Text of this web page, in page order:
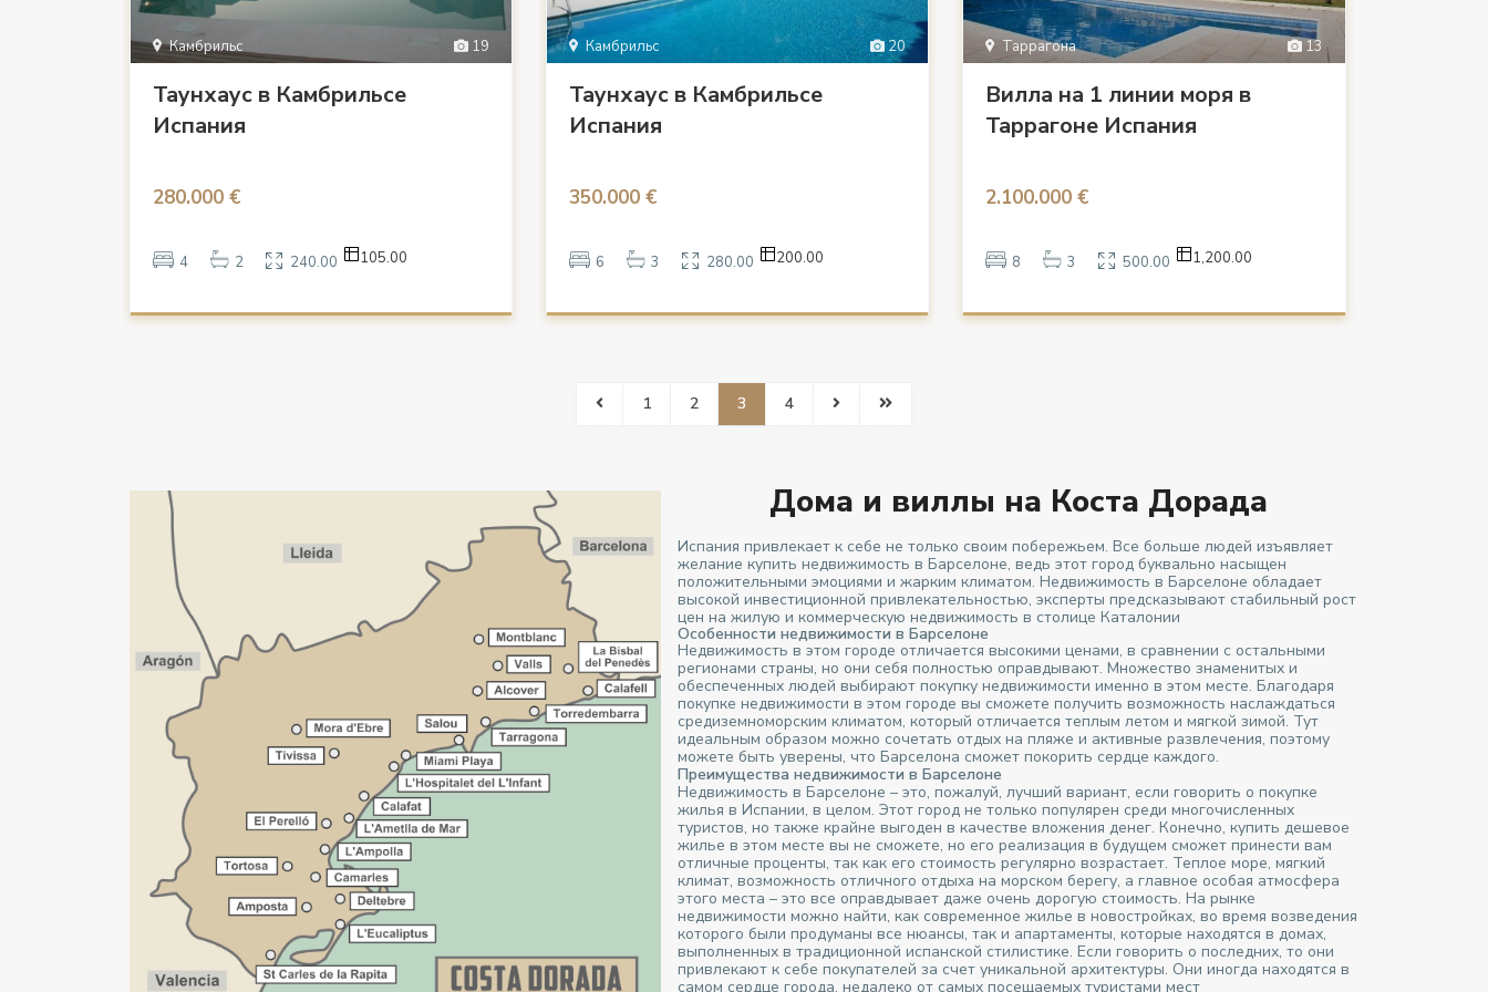
19
Камбрильс
Таунхаус в Камбрильсе
Испания
280.000 €
4 2 240.00 105.00
20
Камбрильс
Таунхаус в Камбрильсе
Испания
350.000 €
6 3 280.00 200.00
13
Таррагона
Вилла на 1 линии моря в
Таррагоне Испания
2.100.000 €
8 3 500.00 1,200.00
1 2 3 4
Дома и виллы на Коста Дорада
Испания привлекает к себе не только своим побережьем. Все больше людей изъявляет
желание купить недвижимость в Барселоне, ведь этот город буквально насыщен
положительными эмоциями и жарким климатом. Недвижимость в Барселоне обладает
высокой инвестиционной привлекательностью, эксперты предсказывают стабильный рост
цен на жилую и коммерческую недвижимость в столице Каталонии
Особенности недвижимости в Барселоне
Недвижимость в этом городе отличается высокими ценами, в сравнении с остальными
регионами страны, но они себя полностью оправдывают. Множество знаменитых и
обеспеченных людей выбирают покупку недвижимости именно в этом месте. Благодаря
покупке недвижимости в этом городе вы сможете получить возможность наслаждаться
средиземноморским климатом, который отличается теплым летом и мягкой зимой. Тут
идеальным образом можно сочетать отдых на пляже и активные развлечения, поэтому
можете быть уверены, что Барселона сможет покорить сердце каждого.
Преимущества недвижимости в Барселоне
Недвижимость в Барселоне – это, пожалуй, лучший вариант, если говорить о покупке
жилья в Испании, в целом. Этот город не только популярен среди многочисленных
туристов, но также крайне выгоден в качестве вложения денег. Конечно, купить дешевое
жилье в этом месте вы не сможете, но его реализация в будущем сможет принести вам
отличные проценты, так как его стоимость регулярно возрастает. Теплое море, мягкий
климат, возможность отличного отдыха на морском берегу, а главное особая атмосфера
этого места – это все оправдывает даже очень дорогую стоимость. На рынке
недвижимости можно найти, как современное жилье в новостройках, во время возведения
которого были продуманы все нюансы, так и апартаменты, которые находятся в домах,
выполненных в традиционной испанской стилистике. Если говорить о последних, то они
привлекают к себе покупателей за счет уникальной архитектуры. Они иногда находятся в
самом сердце города, недалеко от самых посещаемых туристами мест